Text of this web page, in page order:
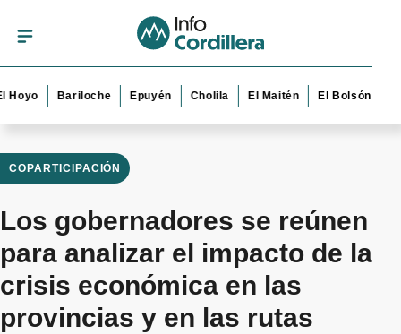
Bariloche Epuyén Cholila El Maitén El Bolsón Esquel
COPARTICIPACIÓN
Los gobernadores se reúnen
para analizar el impacto de la
crisis económica en las
provincias y en las rutas